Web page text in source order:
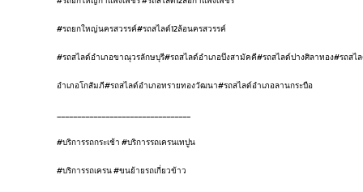
#รถยกใหญ่นครสวรรค์#รถสไลด์12ล้อนครสวรรค์
#รถสไลด์อำเภอขาณุวรลักษบุรี#รถสไลด์อำเภอบึงสามัคคี#รถสไลด์ปางศิลาทอง#รถส
อำเภอโกสัมภี#รถสไลด์อำเภอทรายทองวัฒนา#รถสไลด์อำเภอลานกระบือ
_________________________________
#บริการรถกระเช้า #บริการรถเครนเทปูน
#บริการรถเครน #ขนย้ายรถเกี่ยวข้าว